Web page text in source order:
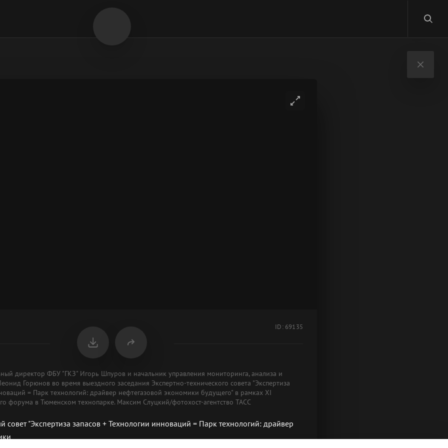
ID: 69135
директор ФБУ "ГКЗ" Игорь Шпуров и начальник управления мониторинга, анализа и
Горюнов во время выездного заседания Экспертно-технического совета "Экспертиза
= Парк технологий: драйвер нефтегазовой экономики будущего" в рамках XI
форума в Тюменском технопарке. Максим Слуцкий/фотохост-агентство ТАСС
совет "Экспертиза запасов + Технологии инноваций = Парк технологий: драйвер